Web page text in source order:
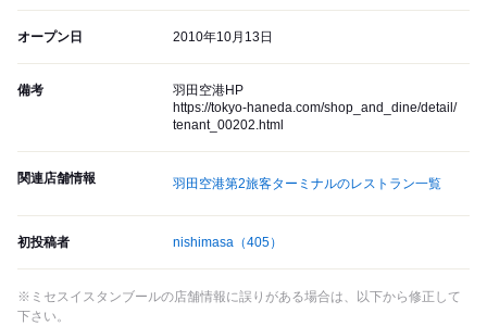
オープン日 2010年10月13日
備考
羽田空港HP
https://tokyo-haneda.com/shop_and_dine/detail/
tenant_00202.html
関連店舗情報 羽田空港第2旅客ターミナルのレストラン一覧
初投稿者 nishimasa （405）
※ミセスイスタンブールの店舗情報に誤りがある場合は、以下から修正して
下さい。